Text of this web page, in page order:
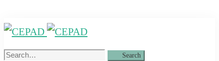
Search
Search